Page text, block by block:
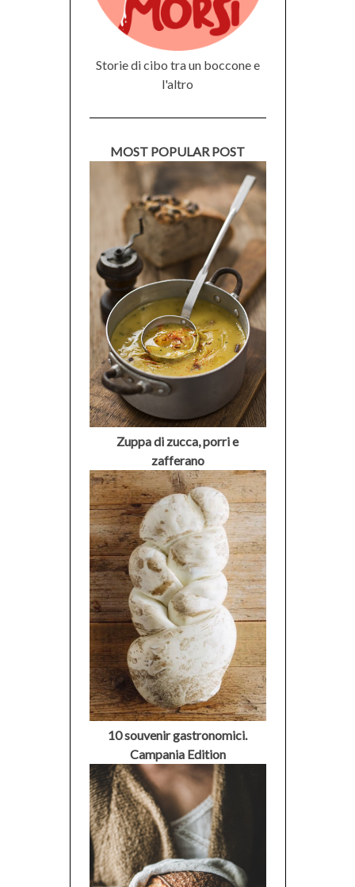
Storie di cibo tra un boccone e
l'altro
MOST POPULAR POST
Zuppa di zucca, porri e
zafferano
10 souvenir gastronomici.
Campania Edition